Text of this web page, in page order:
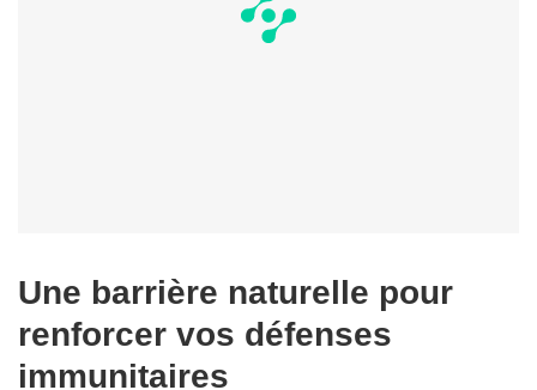
Une barrière naturelle pour
renforcer vos défenses
immunitaires